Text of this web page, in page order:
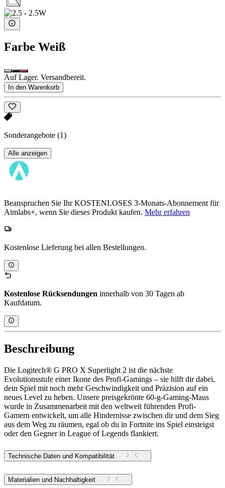
Farbe Weiß
Auf Lager. Versandbereit.
In den Warenkorb
Sonderangebote (1)
Alle anzeigen
Beanspruchen Sie Ihr KOSTENLOSES 3-Monats-Abonnement für
Aimlabs+, wenn Sie dieses Produkt kaufen. Mehr erfahren
Kostenlose Lieferung bei allen Bestellungen.
Kostenlose Rücksendungen innerhalb von 30 Tagen ab
Kaufdatum.
Beschreibung
Die Logitech® G PRO X Superlight 2 ist die nächste
Evolutionsstufe einer Ikone des Profi-Gamings – sie hilft dir dabei,
dein Spiel mit noch mehr Geschwindigkeit und Präzision auf ein
neues Level zu heben. Unsere preisgekrönte 60-g-Gaming-Maus
wurde in Zusammenarbeit mit den weltweit führenden Profi-
Gamern entwickelt, um alle Hindernisse zwischen dir und dem Sieg
aus dem Weg zu räumen, egal ob du in Fortnite ins Spiel einsteigst
oder den Gegner in League of Legends flankiert.
Technische Daten und Kompatibilität
Materialien und Nachhaltigkeit